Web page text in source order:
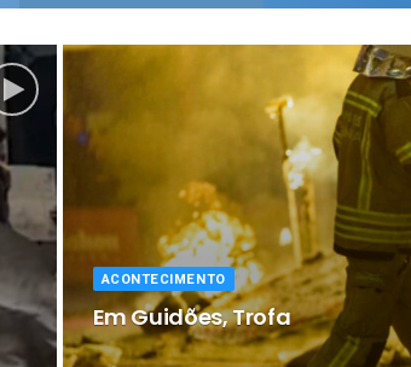
ACONTECIMENTO
Em Guidões, Trofa